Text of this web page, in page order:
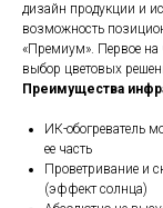
дизайн продукции и
возможность
«Премиум». Первое на
выбор цветовых
Преимущества
ИК-обогреватель
ее часть
Проветривание и
(эффект солнца)